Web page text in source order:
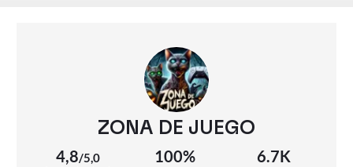
ZONA DE JUEGO
4,8/5,0 100% 6.7K